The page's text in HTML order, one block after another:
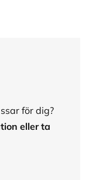
för dig?
eller ta